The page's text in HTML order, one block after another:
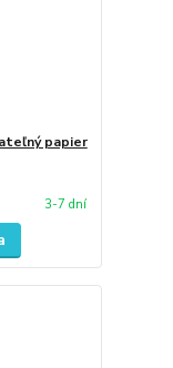
papier
3-7 dní